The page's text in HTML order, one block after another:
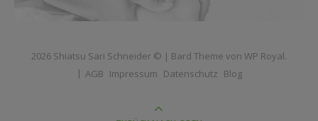
2026 Shiatsu Sari Schneider © | Bard Theme von WP Royal.
AGB Impressum Datenschutz Blog